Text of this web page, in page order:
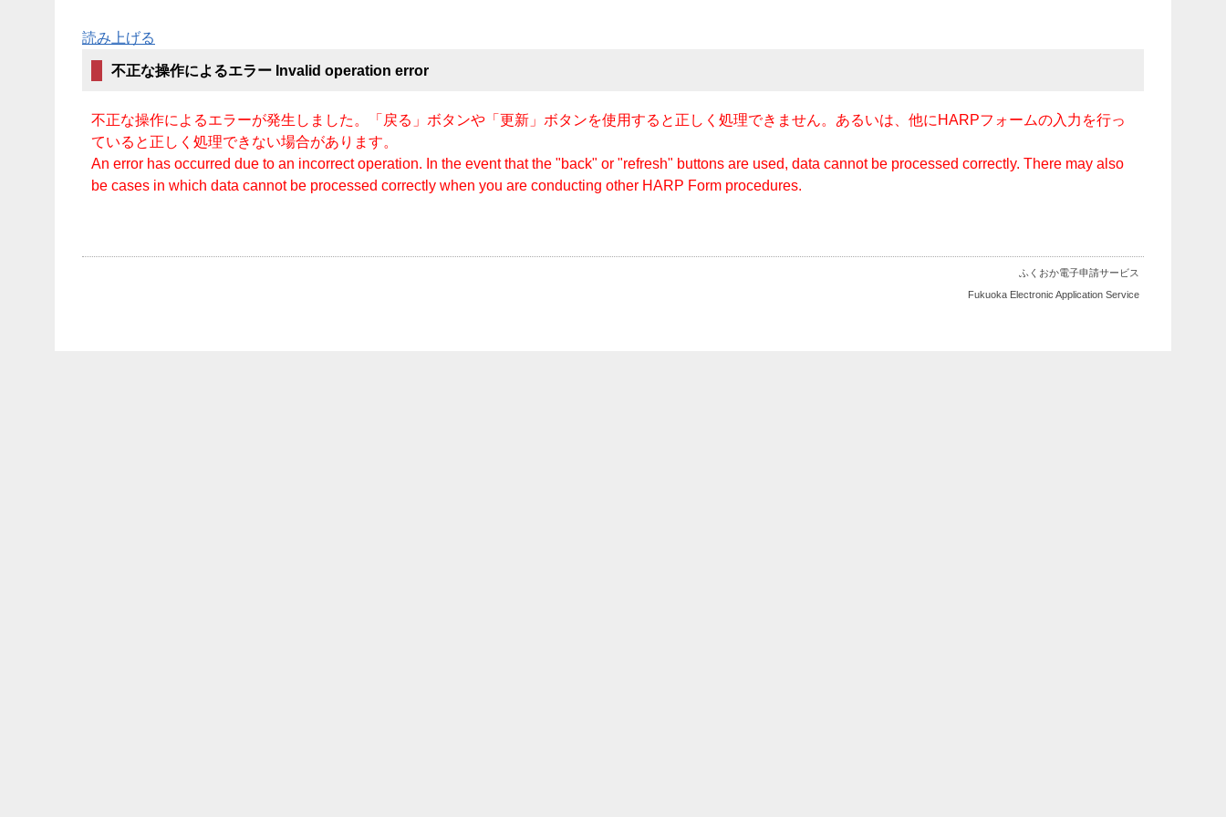
読み上げる
不正な操作によるエラー Invalid operation error
不正な操作によるエラーが発生しました。「戻る」ボタンや「更新」ボタンを使用すると正しく処理できません。あるいは、他にHARPフォームの入力を行っ
ていると正しく処理できない場合があります。
An error has occurred due to an incorrect operation. In the event that the "back" or "refresh" buttons are used, data cannot be processed correctly. There may also
be cases in which data cannot be processed correctly when you are conducting other HARP Form procedures.
ふくおか電子申請サービス
Fukuoka Electronic Application Service